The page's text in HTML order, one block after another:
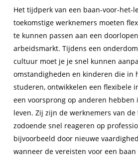
Het tijdperk van een baan-voor-het-
toekomstige werknemers moeten
te kunnen passen aan een
arbeidsmarkt. Tijdens een
cultuur moet je je snel kunnen
omstandigheden en kinderen die in
studeren, ontwikkelen een flexibele
een voorsprong op anderen
leven. Zij zijn de werknemers van
zodoende snel reageren op
bijvoorbeeld door nieuwe
wanneer de vereisten voor een